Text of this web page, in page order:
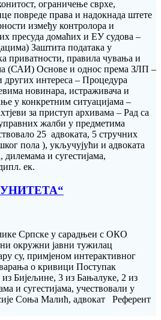
ограничење сврхе,
повреде права и надокнада штете
између контролора и
пресуда домаћих и ЕУ судова –
Заштита података у
приватности, правила чувања и
(САИ) Основе и однос према ЗЛП –
интереса – Процедура
новинара, истраживача и
у конкретним ситуацијама –
за приступ архивама – Рад са
жалби у предметима
25 адвоката, 5 стручних
пола ), укључујући и адвоката
и сугестијама,
ек.
Српске у сарадњеи с ОКО
окружни јавни тужилац
су, примјеном интерактивног
о кривици Поступак
Бијељине, 3 из Бањалуке, 2 из
и сугестијама, учествовали у
Соња Малић, адвокат Референт